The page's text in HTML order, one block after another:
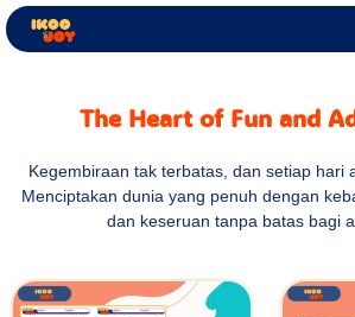
The Heart of Fun and
Kegembiraan tak terbatas, dan setiap hari
Menciptakan dunia yang penuh dengan
dan keseruan tanpa batas bagi